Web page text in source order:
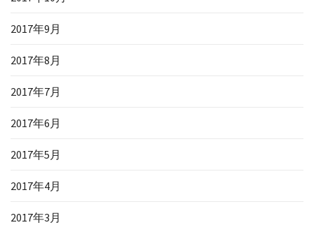
2017年9月
2017年8月
2017年7月
2017年6月
2017年5月
2017年4月
2017年3月